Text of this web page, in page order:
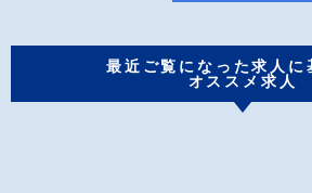
最近ご覧になった求人に
オススメ求人